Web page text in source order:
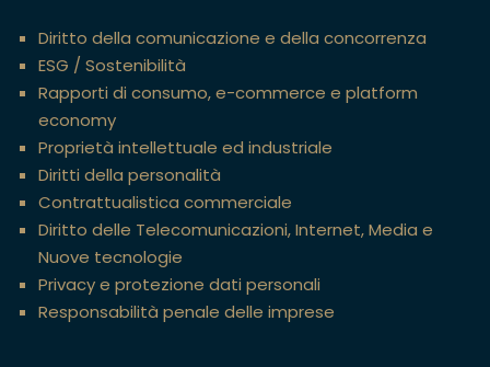
Diritto della comunicazione e della concorrenza
ESG / Sostenibilità
Rapporti di consumo, e-commerce e platform
economy
Proprietà intellettuale ed industriale
Diritti della personalità
Contrattualistica commerciale
Diritto delle Telecomunicazioni, Internet, Media e
Nuove tecnologie
Privacy e protezione dati personali
Responsabilità penale delle imprese